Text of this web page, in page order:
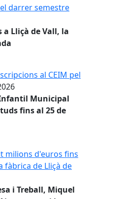
168 de La
darrer semestre
al CEIM pel
Municipal
milions d'euros fins
fàbrica de Lliçà de